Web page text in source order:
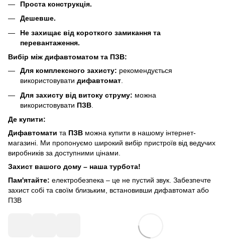
Проста конструкція.
Дешевше.
Не захищає від короткого замикання та
перевантаження.
Вибір між дифавтоматом та ПЗВ:
Для комплексного захисту: рекомендується
використовувати дифавтомат.
Для захисту від витоку струму: можна
використовувати ПЗВ
Де купити:
Дифавтомати та ПЗВ можна купити в нашому інтернет-
магазині. Ми пропонуємо широкий вибір пристроїв від ведучих
виробників за доступними цінами.
Захист вашого дому – наша турбота!
Пам'ятайте: електробезпека – це не пустий звук. Забезпечте
захист собі та своїм близьким, встановивши дифавтомат або
ПЗВ